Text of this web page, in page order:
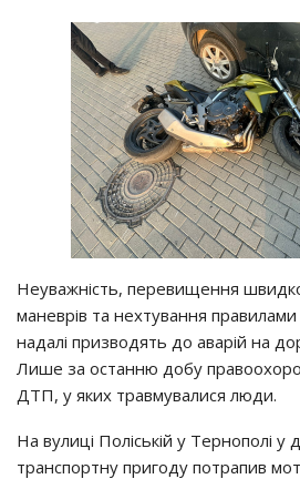
Неуважність, перевищення
маневрів та нехтування
надалі призводять до аварій на
Лише за останню добу
ДТП, у яких травмувалися люди.
На вулиці Поліській у Тернополі
транспортну пригоду потрапив